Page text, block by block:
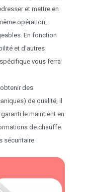
et mettre en
opération,
En fonction
et d'autres
vous ferra
des
de qualité, il
le maintient en
de chauffe
sécuritaire